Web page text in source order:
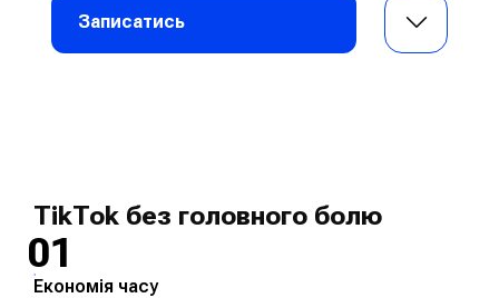
Записатись
TikTok без головного болю
01
Економія часу